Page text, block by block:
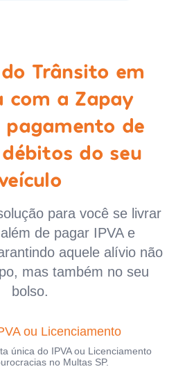
Trânsito em
com a Zapay
de
do seu
para você se livrar
de pagar IPVA e
aquele alívio não
mas também no seu
bolso.
ou Licenciamento
única do IPVA ou Licenciamento
no Multas SP.